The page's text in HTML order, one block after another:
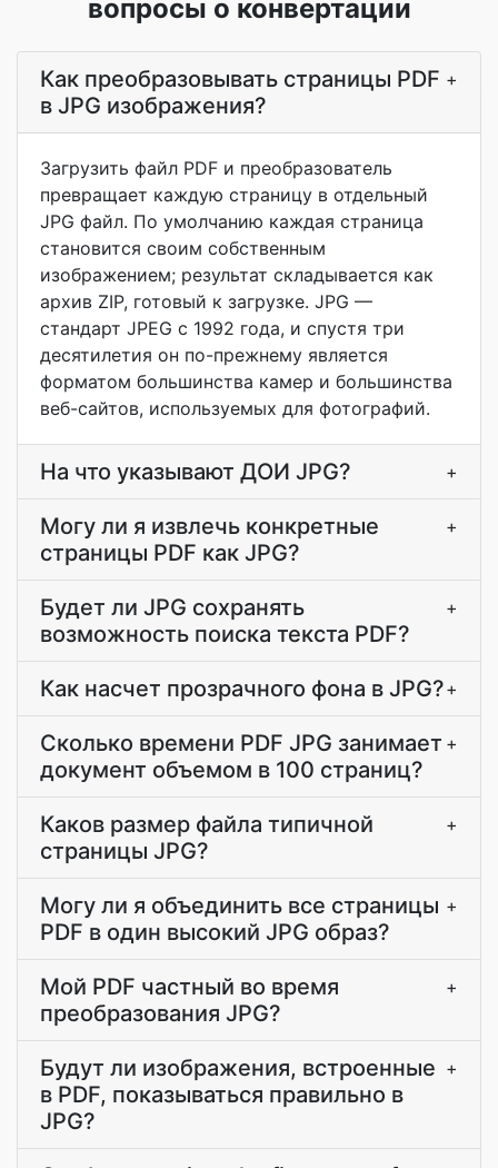
вопросы о конвертации
Как преобразовывать страницы PDF
в JPG изображения?
+
Загрузить файл PDF и преобразователь
превращает каждую страницу в отдельный
JPG файл. По умолчанию каждая страница
становится своим собственным
изображением; результат складывается как
архив ZIP, готовый к загрузке. JPG —
стандарт JPEG с 1992 года, и спустя три
десятилетия он по-прежнему является
форматом большинства камер и большинства
веб-сайтов, используемых для фотографий.
На что указывают ДОИ JPG? +
Могу ли я извлечь конкретные
страницы PDF как JPG?
+
Будет ли JPG сохранять
возможность поиска текста PDF?
+
Как насчет прозрачного фона в JPG?+
Сколько времени PDF JPG занимает
документ объемом в 100 страниц?
+
Каков размер файла типичной
страницы JPG?
+
Могу ли я объединить все страницы
PDF в один высокий JPG образ?
+
Мой PDF частный во время
преобразования JPG?
+
Будут ли изображения, встроенные
в PDF, показываться правильно в
JPG?
+